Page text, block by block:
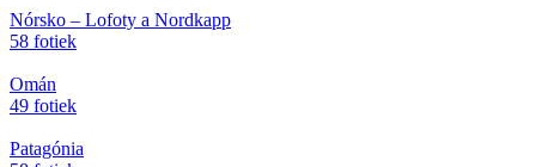
Nórsko – Lofoty a Nordkapp
58 fotiek
Omán
49 fotiek
Patagónia